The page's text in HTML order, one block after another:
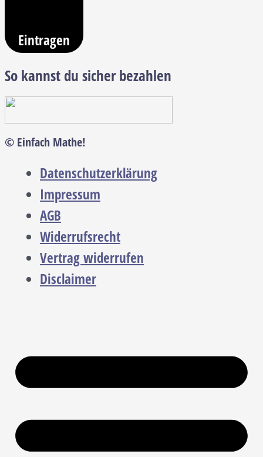
Eintragen
So kannst du sicher bezahlen
© Einfach Mathe!
Datenschutzerklärung
Impressum
AGB
Widerrufsrecht
Vertrag widerrufen
Disclaimer